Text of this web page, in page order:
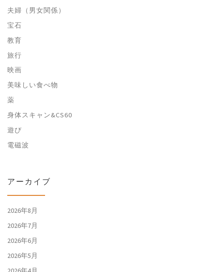
夫婦（男女関係）
宝石
教育
旅行
映画
美味しい食べ物
薬
身体スキャン&CS60
遊び
電磁波
アーカイブ
2026年8月
2026年7月
2026年6月
2026年5月